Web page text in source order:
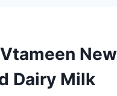
New
Dairy Milk